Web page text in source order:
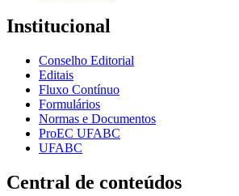
Institucional
Conselho Editorial
Editais
Fluxo Contínuo
Formulários
Normas e Documentos
ProEC UFABC
UFABC
Central de conteúdos